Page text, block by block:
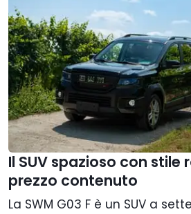
Il SUV spazioso con stile
prezzo contenuto
La SWM G03 F è un SUV a